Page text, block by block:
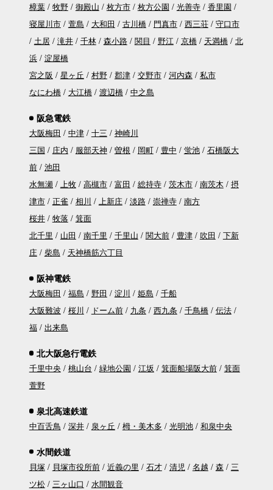
樟葉 牧野 御殿山 枚方市 枚方公園 光善寺
香里園
寝屋川市
萱島 大和田 古川橋 門真市 西三荘
守口市
土居
滝井 千林 森小路 関目 野江 京橋 天満橋
北
浜
淀屋橋
宮之阪
星ヶ丘 村野 郡津 交野市 河内森
私市
なにわ橋
大江橋 渡辺橋 中之島
阪急電鉄
大阪梅田 中津 十三
神崎川
三国
庄内 服部天神 曽根 岡町 豊中 蛍池
石橋阪大
前
池田
水無瀬
上牧 高槻市 富田 総持寺 茨木市 南茨木
摂
津市
正雀 相川 上新庄 淡路 崇禅寺
南方
桜井
牧落
箕面
北千里
山田 南千里 千里山 関大前 豊津 吹田
下新
庄
柴島 天神橋筋六丁目
阪神電鉄
大阪梅田 福島 野田 淀川 姫島
千船
大阪難波
桜川 ドーム前 九条 西九条 千鳥橋
伝法
福
出来島
北大阪急行電鉄
千里中央 桃山台 緑地公園 江坂 箕面船場阪大前
箕面
萱野
泉北高速鉄道
中百舌鳥 深井 泉ヶ丘 栂・美木多 光明池 和泉中央
水間鉄道
貝塚 貝塚市役所前 近義の里 石才 清児 名越 森
三
ツ松
三ヶ山口 水間観音